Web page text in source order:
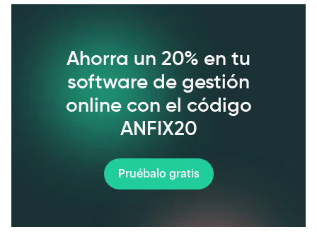
Ahorra un 20% en tu
software de gestión
online con el código
ANFIX20
Pruébalo gratis